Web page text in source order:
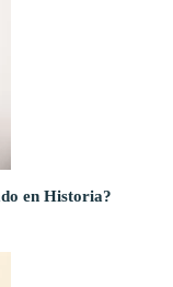
en Historia?